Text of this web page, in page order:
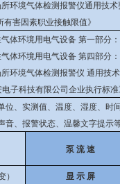
所环境气体检测报警仪通用技
有害因素职业接触限值》
气体环境用电气设备 第一部分
气体环境用电气设备 第四部分
所环境气体检测报警仪 通用技
电子科技有限公司企业执行标
位、实测值、温度、湿度、时
音、报警状态、温馨文字提示
泵 流 速
） 显 示 屏